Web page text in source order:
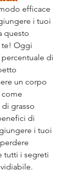
efficace
i tuoi
questo
te! Oggi
di
un corpo
grasso
di
i tuoi
tutti i segreti